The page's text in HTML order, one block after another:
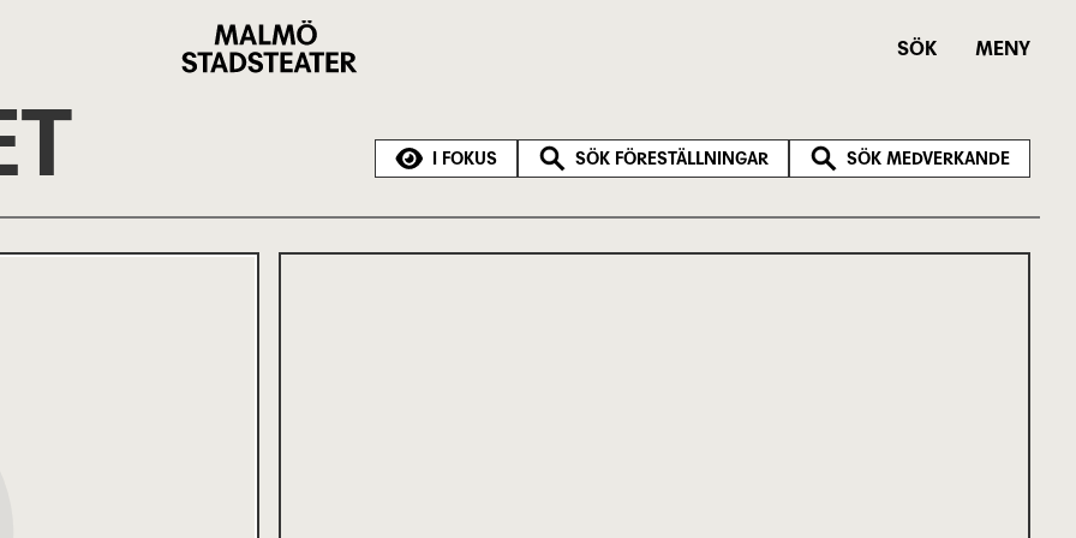
Stadsteater
SÖK MENY
I FOKUS SÖK FÖRESTÄLLNINGAR SÖK MEDVERKANDE